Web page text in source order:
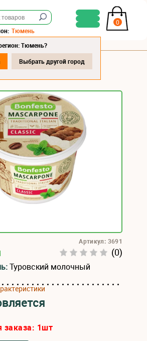
0
Тюмень
Тюмень?
Выбрать другой город
500г
(0)
Артикул: 3691
Туровский молочный
1шт